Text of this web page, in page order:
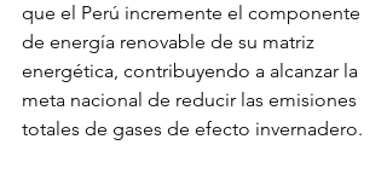
que el Perú incremente el componente
de energía renovable de su matriz
energética, contribuyendo a alcanzar la
meta nacional de reducir las emisiones
totales de gases de efecto invernadero.